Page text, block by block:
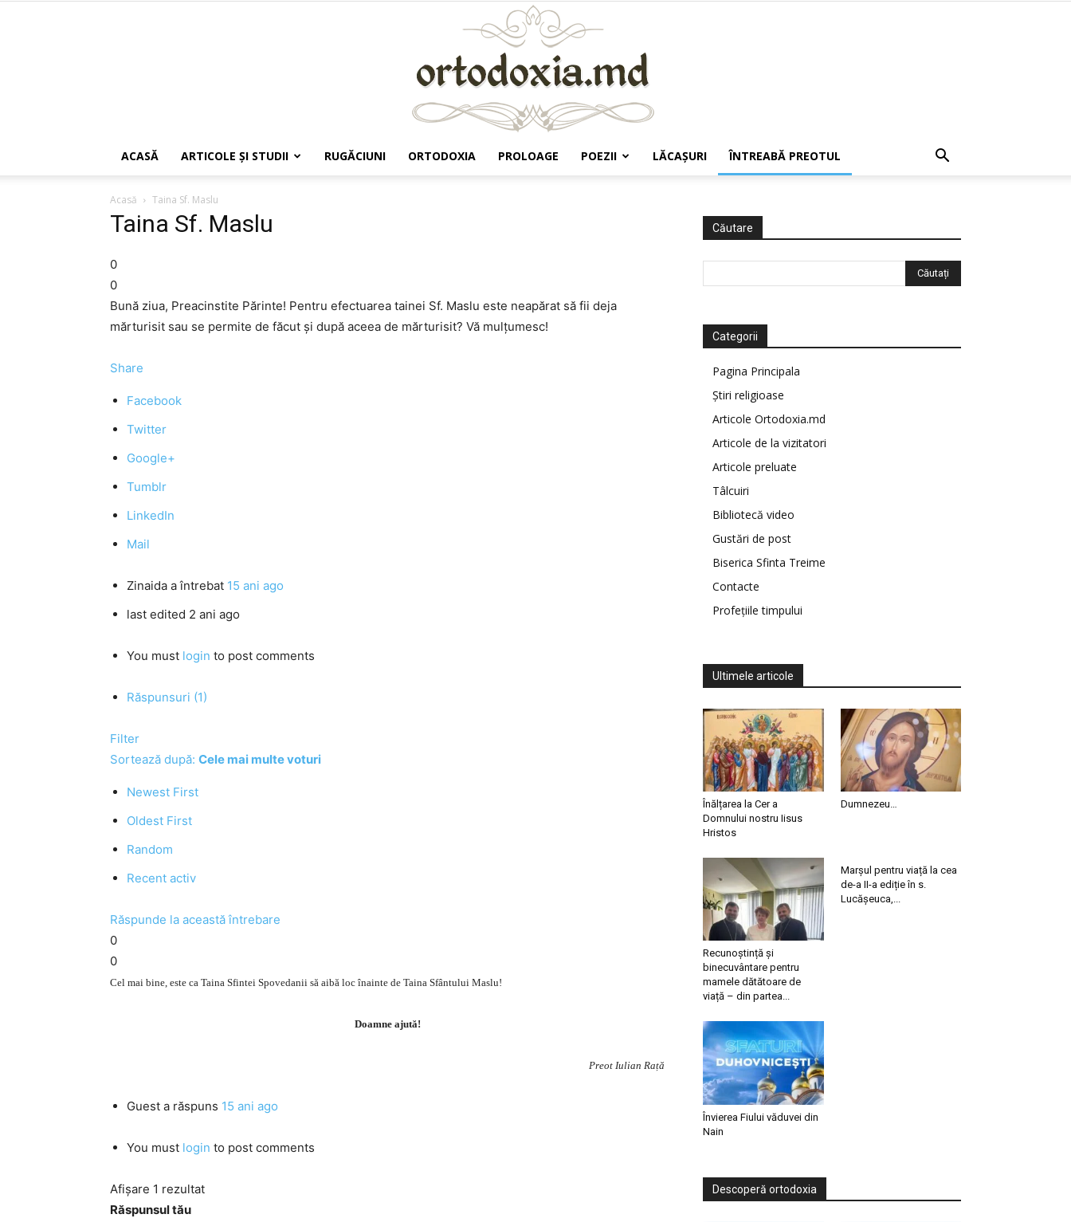
ACASĂ ARTICOLE ŞI STUDII RUGĂCIUNI ORTODOXIA PROLOAGE POEZII LĂCAŞURI ÎNTREABĂ PREOTUL
Acasă Taina Sf. Maslu
Taina Sf. Maslu
0
0
Bună ziua, Preacinstite Părinte! Pentru efectuarea tainei Sf. Maslu este neapărat să fii deja
mărturisit sau se permite de făcut şi după aceea de mărturisit? Vă mulţumesc!
Share
Facebook
Twitter
Google+
Tumblr
LinkedIn
Mail
Zinaida a întrebat 15 ani ago
last edited 2 ani ago
You must login to post comments
Răspunsuri (1)
Filter
Sortează după: Cele mai multe voturi
Newest First
Oldest First
Random
Recent activ
Răspunde la această întrebare
0
0
Cel mai bine, este ca Taina Sfintei Spovedanii să aibă loc înainte de Taina Sfântului Maslu!
Doamne ajută!
Preot Iulian Rață
Guest a răspuns 15 ani ago
You must login to post comments
Afișare 1 rezultat
Răspunsul tău
Căutare
Categorii
Pagina Principala
Știri religioase
Articole Ortodoxia.md
Articole de la vizitatori
Articole preluate
Tâlcuiri
Bibliotecă video
Gustări de post
Biserica Sfinta Treime
Contacte
Profețiile timpului
Ultimele articole
Înălțarea la Cer a
Domnului nostru Iisus
Hristos
Dumnezeu…
Recunoștință și
binecuvântare pentru
mamele dătătoare de
viață – din partea...
Marșul pentru viață la cea
de-a II-a ediție în s.
Lucășeuca,...
Învierea Fiului văduvei din
Nain
Descoperă ortodoxia